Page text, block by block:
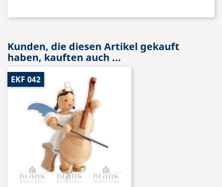
Kunden, die diesen Artikel gekauft
haben, kauften auch ...
EKF 042